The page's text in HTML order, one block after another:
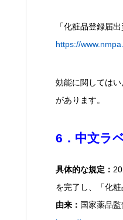
「化粧品登録届
https://
効能に関しては
があります。
6．中文ラ
具体的な規定：
を完了し、「化
由来： 国家薬品